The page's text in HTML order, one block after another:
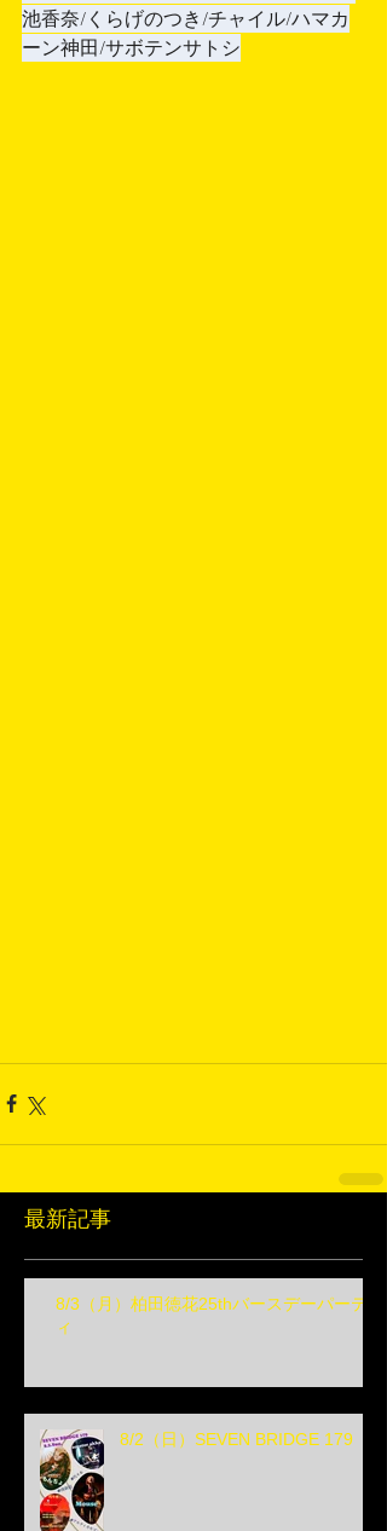
池香奈/くらげのつき/チャイル/ハマカ
ーン神田/サボテンサトシ
最新記事
8/3（月）柏田徳花25thバースデーパーテ
ィ
8/2（日）SEVEN BRIDGE 179